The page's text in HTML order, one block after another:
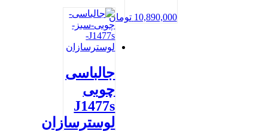
10,890,000 تومان
جالباسی
چوبی
J1477s
لوسترسازان